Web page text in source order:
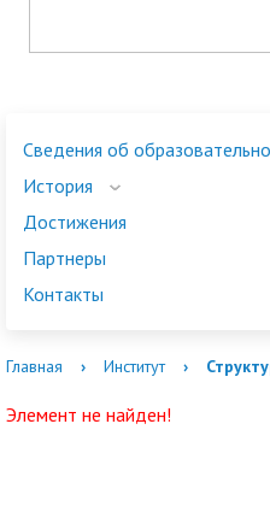
Сведения об
История
Достижения
Партнеры
Контакты
Главная › Институт ›
Элемент не найден!